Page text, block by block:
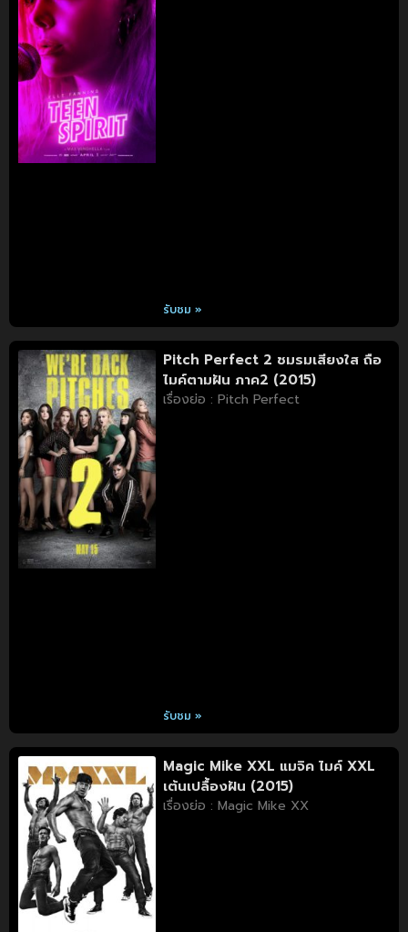
รับชม »
Pitch Perfect 2 ชมรมเสียงใส ถือ
ไมค์ตามฝัน ภาค2 (2015)
เรื่องย่อ : Pitch Perfect
รับชม »
Magic Mike XXL แมจิค ไมค์ XXL
เต้นเปลื้องฝัน (2015)
เรื่องย่อ : Magic Mike XX